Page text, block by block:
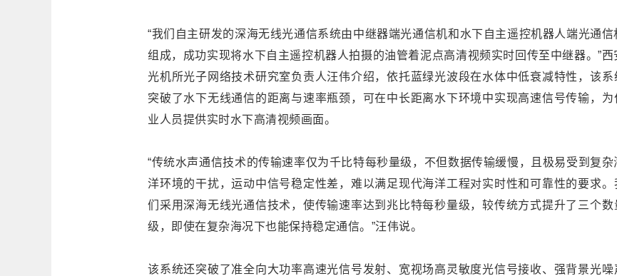
“我们自主研发的深海无线光通信系统由中继器端光通信机和水下自主遥控机器人端光通信
组成，成功实现将水下自主遥控机器人拍摄的油管着泥点高清视频实时回传至中继器。”西
光机所光子网络技术研究室负责人汪伟介绍，依托蓝绿光波段在水体中低衰减特性，该系
突破了水下无线通信的距离与速率瓶颈，可在中长距离水下环境中实现高速信号传输，为
业人员提供实时水下高清视频画面。
“传统水声通信技术的传输速率仅为千比特每秒量级，不但数据传输缓慢，且极易受到复杂
洋环境的干扰，运动中信号稳定性差，难以满足现代海洋工程对实时性和可靠性的要求。
们采用深海无线光通信技术，使传输速率达到兆比特每秒量级，较传统方式提升了三个数
级，即使在复杂海况下也能保持稳定通信。”汪伟说。
该系统还突破了准全向大功率高速光信号发射、宽视场高灵敏度光信号接收、强背景光噪